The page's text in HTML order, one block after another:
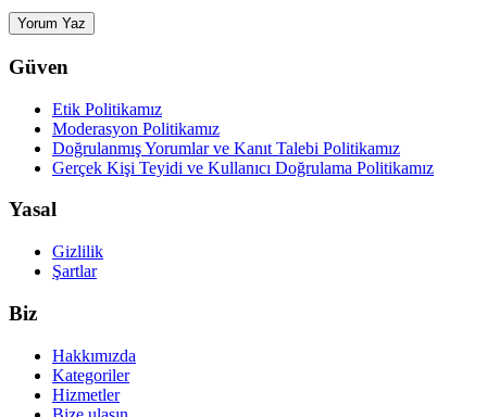
Yorum Yaz
Güven
Etik Politikamız
Moderasyon Politikamız
Doğrulanmış Yorumlar ve Kanıt Talebi Politikamız
Gerçek Kişi Teyidi ve Kullanıcı Doğrulama Politikamız
Yasal
Gizlilik
Şartlar
Biz
Hakkımızda
Kategoriler
Hizmetler